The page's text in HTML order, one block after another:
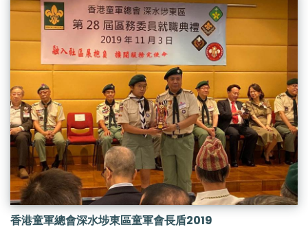
香港童軍總會深水埗東區童軍會長盾2019